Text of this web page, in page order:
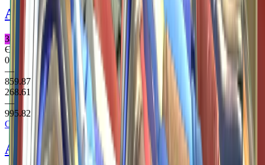
AUGStymphalian
Засекречене Гвинтівка
Є StatTrak
0
—
859.87
268.61
—
995.82
Clutch Case
AWP Mortis